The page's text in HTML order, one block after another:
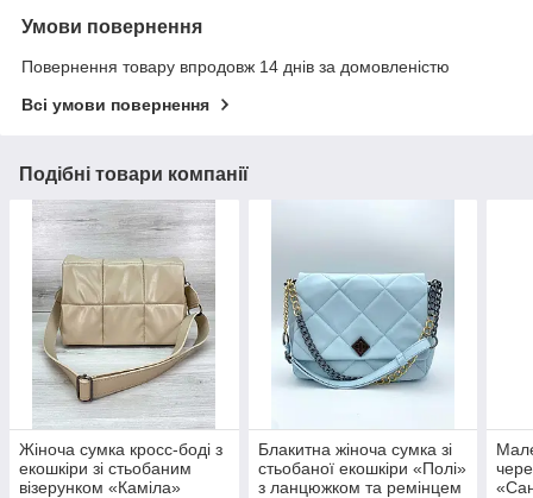
Умови повернення
Повернення товару впродовж 14 днів за домовленістю
Всі умови повернення
Подібні товари компанії
Жіноча сумка кросс-боді з
екошкіри зі стьобаним
візерунком «Каміла»
Блакитна жіноча сумка зі
стьобаної екошкіри «Полі»
з ланцюжком та ремінцем